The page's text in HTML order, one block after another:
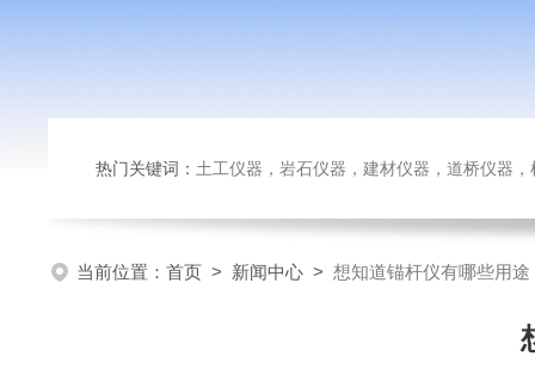
热门关键词： 土工仪器，岩石仪器，建材仪器，道桥仪器，检测
当前位置： 首页 > 新闻中心 > 想知道锚杆仪有哪些用